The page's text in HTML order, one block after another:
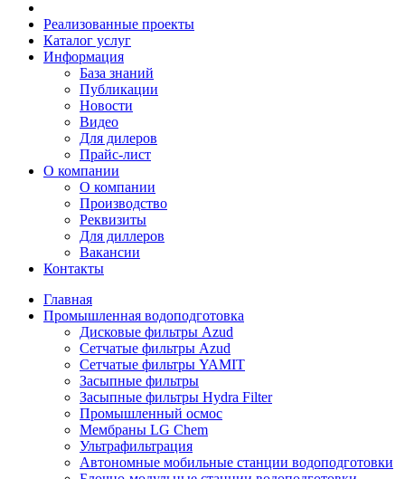
Реализованные проекты
Каталог услуг
Информация
База знаний
Публикации
Новости
Видео
Для дилеров
Прайс-лист
О компании
О компании
Производство
Реквизиты
Для диллеров
Вакансии
Контакты
Главная
Промышленная водоподготовка
Дисковые фильтры Azud
Сетчатые фильтры Azud
Сетчатые фильтры YAMIT
Засыпные фильтры
Засыпные фильтры Hydra Filter
Промышленный осмос
Мембраны LG Chem
Ультрафильтрация
Автономные мобильные станции водоподготовки